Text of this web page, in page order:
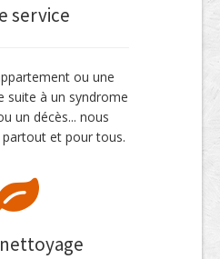
service
ou une
suite à un syndrome
un décès... nous
et pour tous.